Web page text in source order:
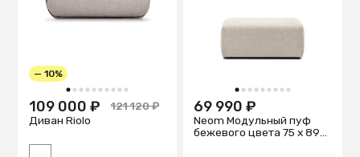
1 2 3 4 5 6 7 8 9 10
— 10%
109 000 ₽
121 120 ₽
Диван Riolo
1 2 3 4 5 6 7 8 9
69 990 ₽
Neom Модульный пуф
бежевого цвета 75 x 89